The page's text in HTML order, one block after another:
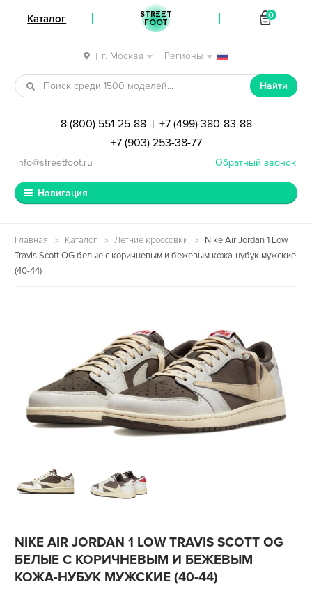
| г. Москва | Регионы
Перейти к навигации
Перейти к содержимому
Найти
8 (800) 551-25-88 | +7 (499) 380-83-88
+7 (903) 253-38-77
Обратный звонок
info@streetfoot.ru
Навигация
Главная Каталог Летние кроссовки
Nike Air Jordan 1 Low
Travis Scott OG белые с коричневым и бежевым кожа-нубук мужские
(40-44)
NIKE AIR JORDAN 1 LOW TRAVIS SCOTT OG
БЕЛЫЕ С КОРИЧНЕВЫМ И БЕЖЕВЫМ
КОЖА-НУБУК МУЖСКИЕ (40-44)
Каталог STREET
FOOT
0